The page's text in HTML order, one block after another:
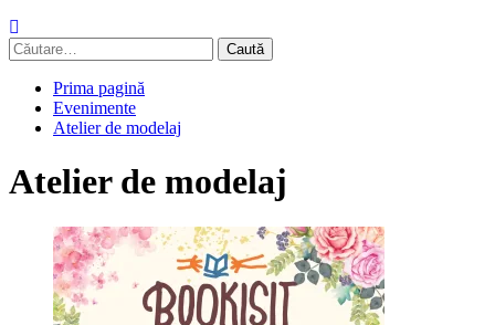
Caută
după:
Prima pagină
Evenimente
Atelier de modelaj
Atelier de modelaj